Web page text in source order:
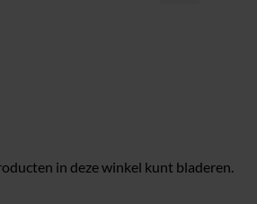
in deze winkel kunt bladeren.